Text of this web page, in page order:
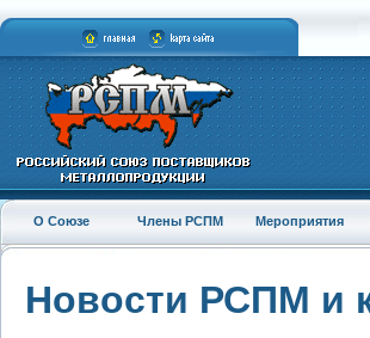
О Союзе Члены РСПМ Мероприятия
Новости РСПМ и